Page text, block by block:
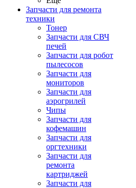
Запчасти для ремонта
техники
Тонер
Запчасти для СВЧ
печей
Запчасти для робот
пылесосов
Запчасти для
мониторов
Запчасти для
аэрогрилей
Чипы
Запчасти для
кофемашин
Запчасти для
оргтехники
Запчасти для
ремонта
картриджей
Запчасти для